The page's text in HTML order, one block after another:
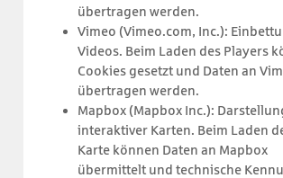
übertragen werden.
Vimeo (Vimeo.com, Inc.):
Videos. Beim Laden des Players
Cookies gesetzt und Daten an
übertragen werden.
Mapbox (Mapbox Inc.):
interaktiver Karten. Beim Laden
Karte können Daten an Mapbox
übermittelt und technische